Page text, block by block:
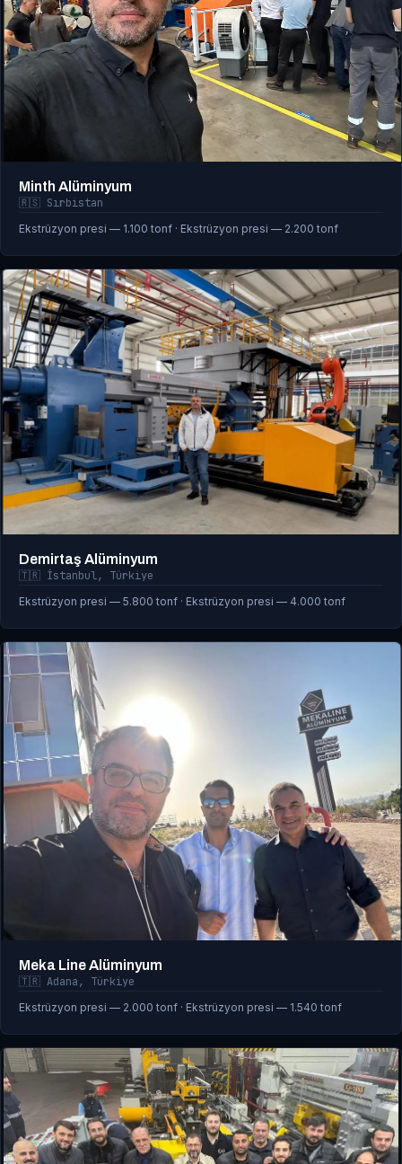
Minth Alüminyum
🇷🇸 Sırbistan
Ekstrüzyon presi — 1.100 tonf · Ekstrüzyon presi — 2.200 tonf
Demirtaş Alüminyum
🇹🇷 İstanbul, Türkiye
Ekstrüzyon presi — 5.800 tonf · Ekstrüzyon presi — 4.000 tonf
Meka Line Alüminyum
🇹🇷 Adana, Türkiye
Ekstrüzyon presi — 2.000 tonf · Ekstrüzyon presi — 1.540 tonf